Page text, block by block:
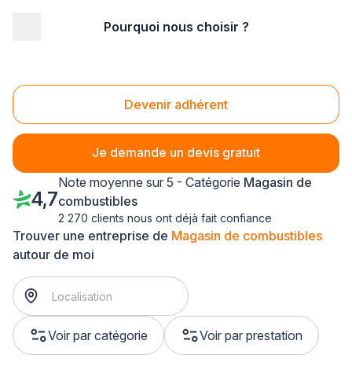
Pourquoi nous choisir ?
Devenir adhérent
Je demande un devis gratuit
Magasin de combustibles Moselle (57)
Trouver une entreprise de Magasin de combustibles
autour de moi
Voir par catégorie Voir par prestation
4,7
Note moyenne sur 5 - Catégorie Magasin de
combustibles
2 270 clients nous ont déjà fait confiance